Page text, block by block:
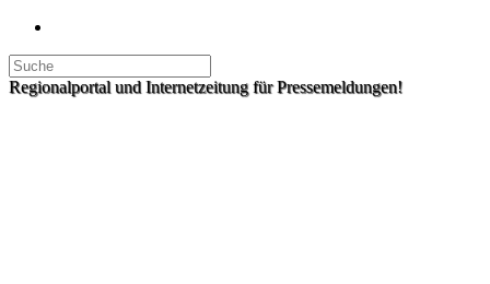
Regionalportal und Internetzeitung für Pressemeldungen!